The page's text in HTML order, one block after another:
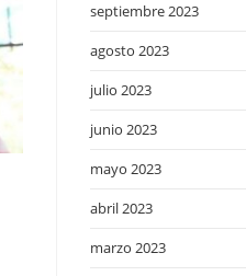
septiembre 2023
agosto 2023
julio 2023
junio 2023
mayo 2023
abril 2023
marzo 2023